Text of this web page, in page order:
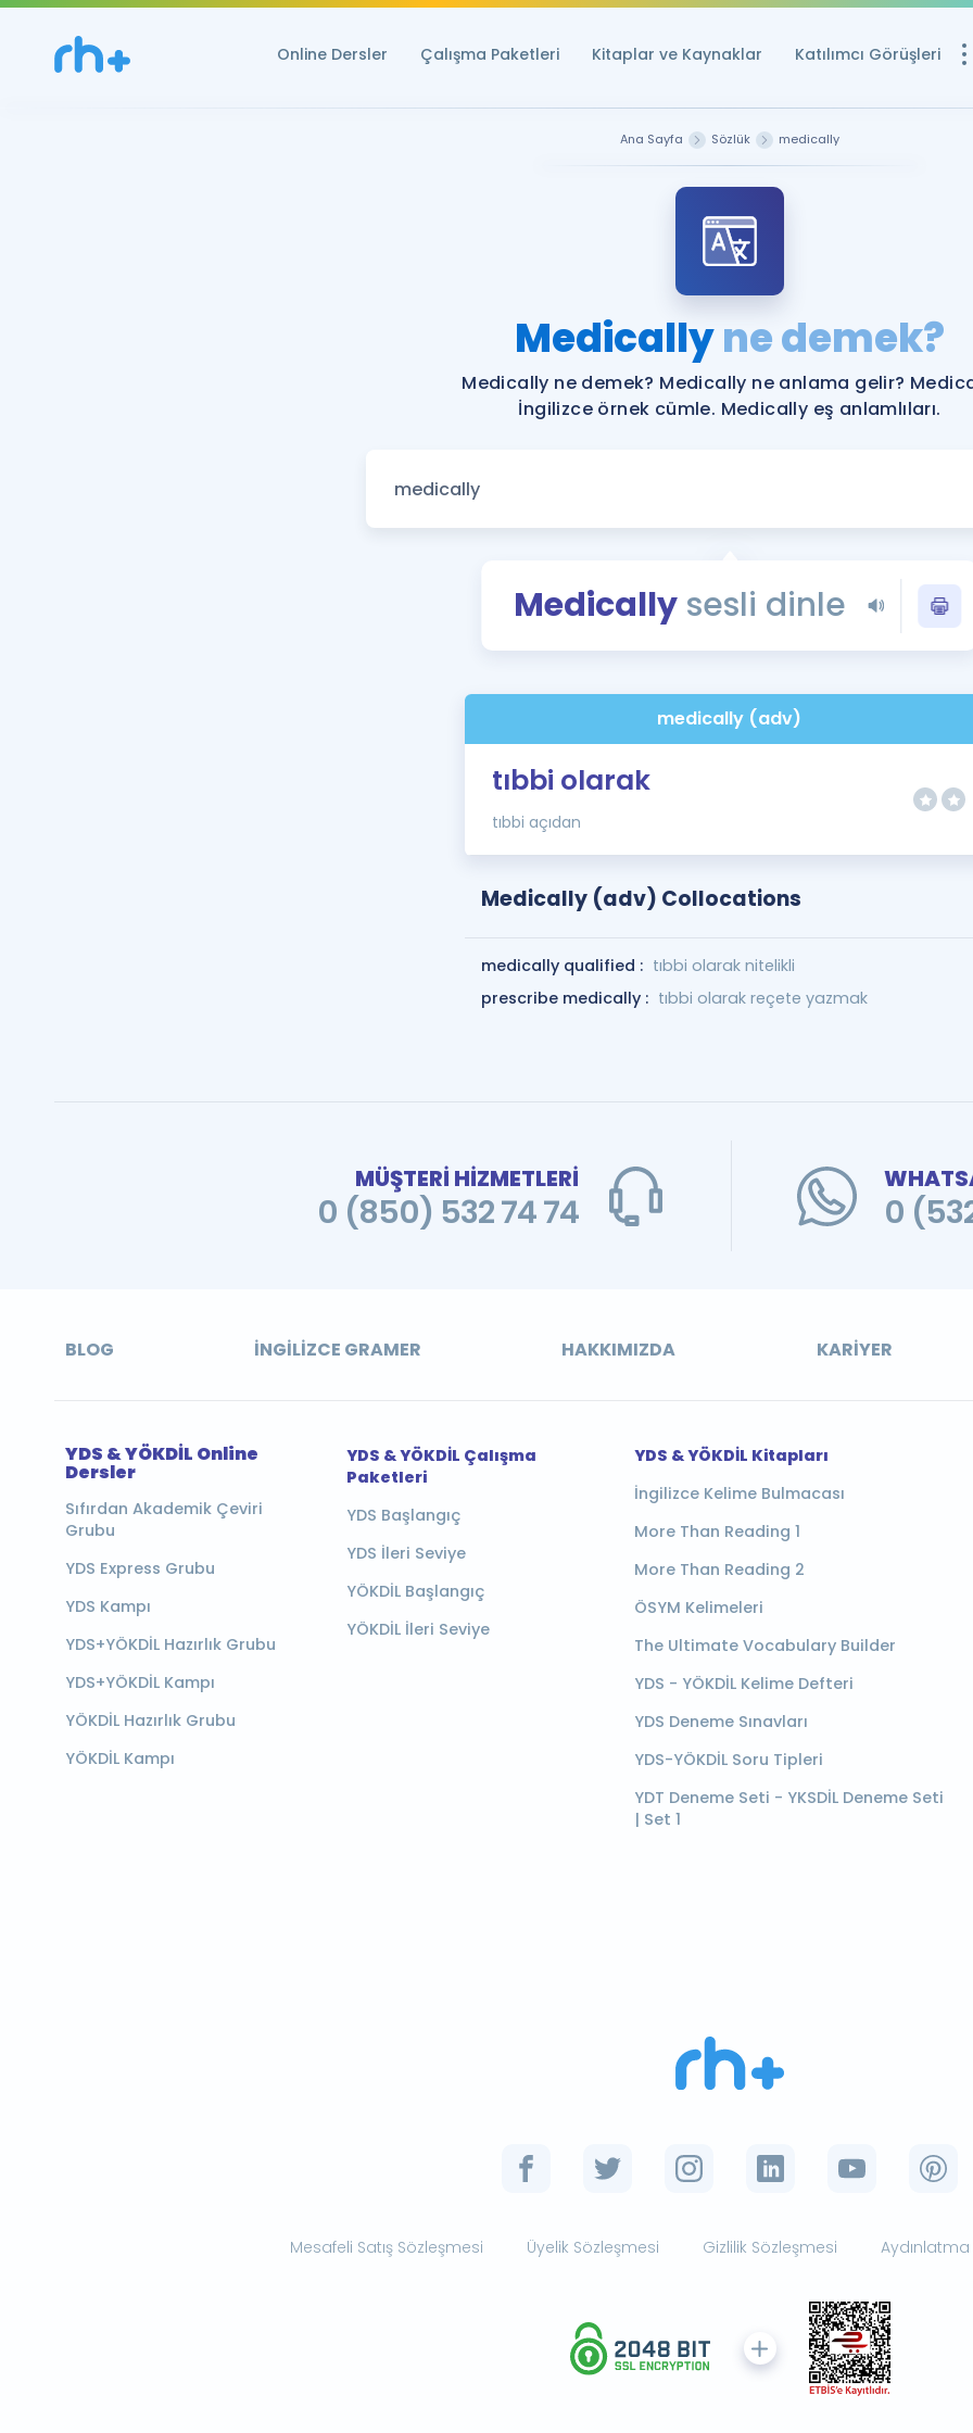
Online Dersler Çalışma Paketleri Kitaplar ve Kaynaklar Katılımcı Görüşleri
YDS ve YÖKDİL
YDS ve YÖKDİL'e
Tüm ÖSYM
YDS - YÖKDİL
İngilizce Gramer
Ana Sayfa Sözlük medically
Medicallyne demek?
Medically ne demek? Medically ne anlama gelir?
İngilizce örnek cümle. Medically eş anlamlıları.
Medically sesli dinle
medically (adv)
tıbbi olarak
tıbbi açıdan
Medically (adv) Collocations
medically qualified : tıbbi olarak nitelikli
prescribe medically : tıbbi olarak reçete yazmak
MÜŞTERİ HİZMETLERİ
0 (850) 532 74 74 0
BLOG İNGILIZCE GRAMER HAKKIMIZDA KARIYER
YDS & YÖKDİL Online
Dersler
Sıfırdan Akademik Çeviri
Grubu
YDS Express Grubu
YDS Kampı
YDS+YÖKDİL Hazırlık Grubu
YDS+YÖKDİL Kampı
YÖKDİL Hazırlık Grubu
YÖKDİL Kampı
YDS & YÖKDİL Çalışma
Paketleri
YDS Başlangıç
YDS İleri Seviye
YÖKDİL Başlangıç
YÖKDİL İleri Seviye
YDS & YÖKDİL Kitapları
İngilizce Kelime Bulmacası
More Than Reading 1
More Than Reading 2
ÖSYM Kelimeleri
The Ultimate Vocabulary Builder
YDS - YÖKDİL Kelime Defteri
YDS Deneme Sınavları
YDS-YÖKDİL Soru Tipleri
YDT Deneme Seti - YKSDİL Deneme Seti
| Set 1
Mesafeli Satış Sözleşmesi Üyelik Sözleşmesi Gizlilik Sözleşmesi